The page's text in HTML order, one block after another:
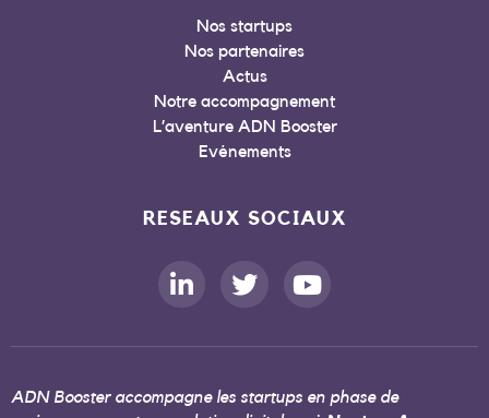
Nos startups
Nos partenaires
Actus
Notre accompagnement
L’aventure ADN Booster
Evénements
RESEAUX SOCIAUX
ADN Booster accompagne les startups en phase de